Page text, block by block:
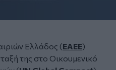
Ελλάδος (ΕΑΕΕ)
της στο Οικουμενικό